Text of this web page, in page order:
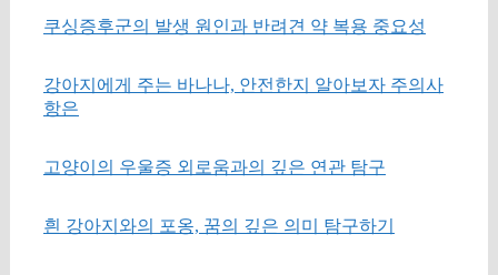
쿠싱증후군의 발생 원인과 반려견 약 복용 중요성
강아지에게 주는 바나나, 안전한지 알아보자 주의사
항은
고양이의 우울증 외로움과의 깊은 연관 탐구
흰 강아지와의 포옹, 꿈의 깊은 의미 탐구하기